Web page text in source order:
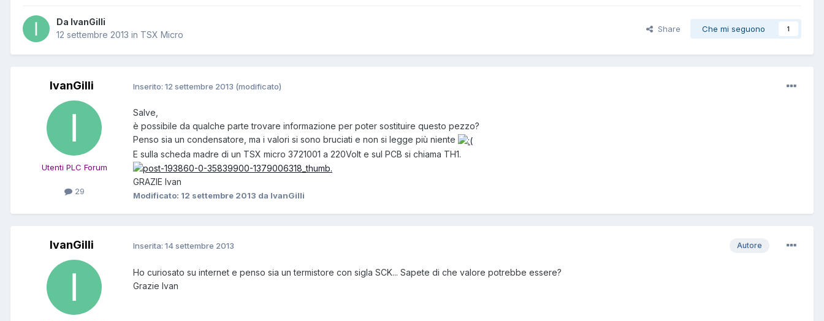
Da IvanGilli
12 settembre 2013 in TSX Micro
Share Che mi seguono 1
IvanGilli
Utenti PLC Forum
29
Inserito: 12 settembre 2013 (modificato)
Salve,
è possibile da qualche parte trovare informazione per poter sostituire questo pezzo?
Penso sia un condensatore, ma i valori si sono bruciati e non si legge più niente
E sulla scheda madre di un TSX micro 3721001 a 220Volt e sul PCB si chiama TH1.
GRAZIE Ivan
Modificato: 12 settembre 2013 da IvanGilli
IvanGilli Autore
Inserita: 14 settembre 2013
Ho curiosato su internet e penso sia un termistore con sigla SCK... Sapete di che valore potrebbe essere?
Grazie Ivan